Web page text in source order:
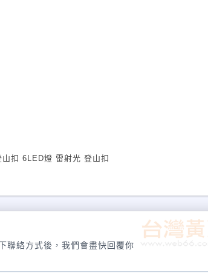
扣 6LED燈 雷射光 登山扣
聯絡方式後，我們會盡快回覆你